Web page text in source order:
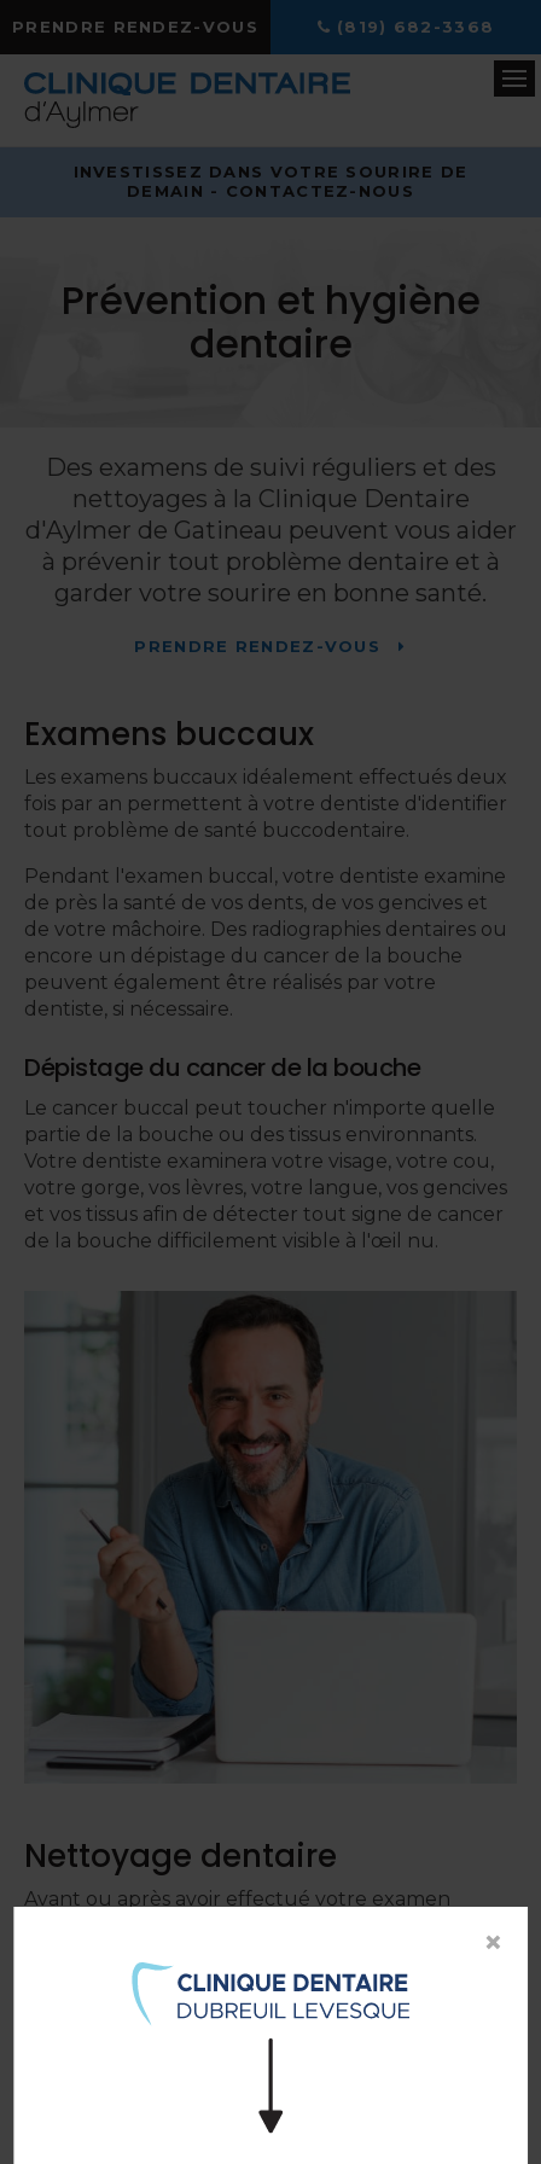
PRENDRE RENDEZ-VOUS (819) 682-3368
INVESTISSEZ DANS VOTRE SOURIRE DE
DEMAIN - CONTACTEZ-NOUS
Prévention et hygiène
dentaire
Des examens de suivi réguliers et des
nettoyages à la Clinique Dentaire
d'Aylmer de Gatineau peuvent vous aider
à prévenir tout problème dentaire et à
garder votre sourire en bonne santé.
PRENDRE RENDEZ-VOUS
Examens buccaux
Les examens buccaux idéalement effectués deux
fois par an permettent à votre dentiste d'identifier
tout problème de santé buccodentaire.
Pendant l'examen buccal, votre dentiste examine
de près la santé de vos dents, de vos gencives et
de votre mâchoire. Des radiographies dentaires ou
encore un dépistage du cancer de la bouche
peuvent également être réalisés par votre
dentiste, si nécessaire.
Dépistage du cancer de la bouche
Le cancer buccal peut toucher n'importe quelle
partie de la bouche ou des tissus environnants.
Votre dentiste examinera votre visage, votre cou,
votre gorge, vos lèvres, votre langue, vos gencives
et vos tissus afin de détecter tout signe de cancer
de la bouche difficilement visible à l'œil nu.
Nettoyage dentaire
Avant ou après avoir effectué votre examen
nettoyage en profondeur de vos dents et de vos
gencives afin de prévenir et de déloger
l'accumulation de plaque dentaire.
dentaire et les taches accumulées sur les surfaces
des dents. L'hygiéniste passera pour finir la soie
×